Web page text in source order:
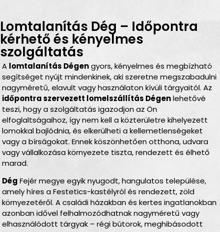
Lomtalanítás Dég – Időpontra
kérhető és kényelmes
szolgáltatás
A lomtalanítás Dégengyors, kényelmes és megbízható
segítséget nyújt mindenkinek, aki szeretne megszabadulni
nagyméretű, elavult vagy használaton kívüli tárgyaitól. Az
időpontra szervezett lomelszállítás Dégenlehetővé
teszi, hogy a szolgáltatás igazodjon az Ön
elfoglaltságaihoz, így nem kell a közterületre kihelyezett
lomokkal bajlódnia, és elkerülheti a kellemetlenségeket
vagy a bírságokat. Ennek köszönhetően otthona, udvara
vagy vállalkozása környezete tiszta, rendezett és élhető
marad.
Dég Fejér megye egyik nyugodt, hangulatos települése,
amely híres a Festetics-kastélyról és rendezett, zöld
környezetéről. A családi házakban és kertes ingatlanokban
azonban idővel felhalmozódhatnak nagyméretű vagy
elhasználódott tárgyak – régi bútorok, meghibásodott